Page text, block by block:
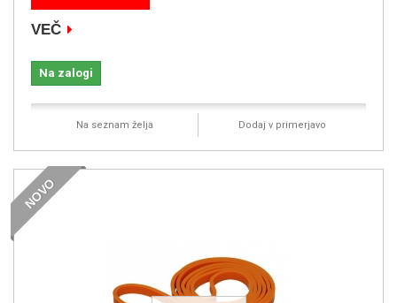
VEČ
Na zalogi
Na seznam želja Dodaj v primerjavo
NOVO